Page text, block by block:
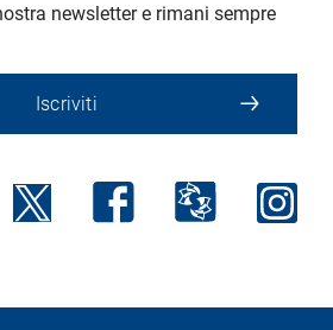
newsletter e rimani sempre
Iscriviti